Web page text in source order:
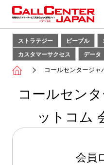
ストラテジー ピープル
カスタマーサクセス
データ
コールセンタージ
コールセン
ットコム
会員